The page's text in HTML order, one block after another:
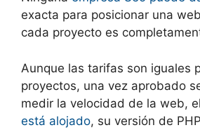
exacta para posicionar una
cada proyecto es
Aunque las tarifas son iguales
proyectos, una vez aprobado
medir la velocidad de la web, el
está alojado, su versión de